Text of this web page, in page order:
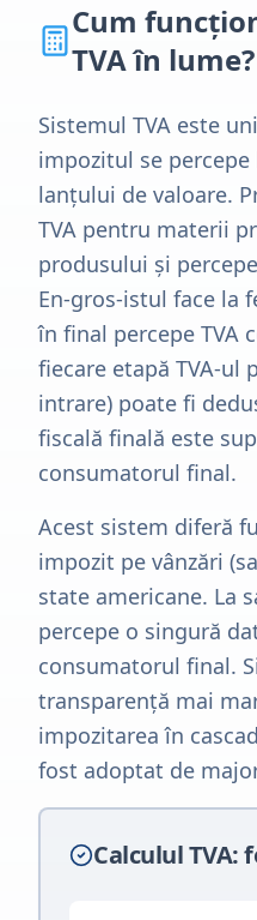
Cum
TVA în lume?
Sistemul TVA este
impozitul se percepe
lanțului de valoare.
TVA pentru materii
produsului și
En-gros-istul face la
în final percepe TVA
fiecare etapă TVA-ul
intrare) poate fi
fiscală finală este
consumatorul final.
Acest sistem diferă
impozit pe vânzări
state americane. La
percepe o singură
consumatorul final.
transparență mai
impozitarea în
fost adoptat de
Calculul TVA: